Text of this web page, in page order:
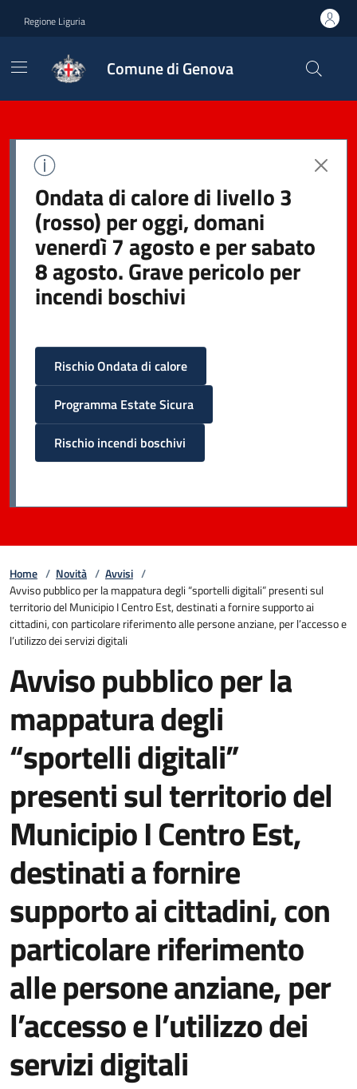
Regione Liguria
Comune di Genova
Ondata di calore di livello 3
(rosso) per oggi, domani
venerdì 7 agosto e per sabato
8 agosto. Grave pericolo per
incendi boschivi
Rischio Ondata di calore
Programma Estate Sicura
Rischio incendi boschivi
Home / Novità / Avvisi /
Avviso pubblico per la mappatura degli “sportelli digitali” presenti sul
territorio del Municipio I Centro Est, destinati a fornire supporto ai
cittadini, con particolare riferimento alle persone anziane, per l’accesso e
l’utilizzo dei servizi digitali
Avviso pubblico per la
mappatura degli
“sportelli digitali”
presenti sul territorio del
Municipio I Centro Est,
destinati a fornire
supporto ai cittadini, con
particolare riferimento
alle persone anziane, per
l’accesso e l’utilizzo dei
servizi digitali